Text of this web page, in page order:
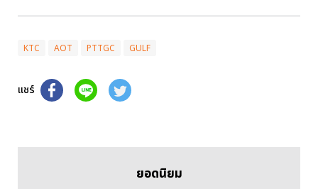
KTC AOT PTTGC GULF
แชร์
ยอดนิยม